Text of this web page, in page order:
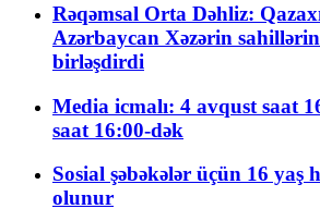
Rəqəmsal Orta Dəhliz:
Azərbaycan Xəzərin
birləşdirdi
Media icmalı: 4 avqust saat
saat 16:00-dək
Sosial şəbəkələr üçün 16 yaş
olunur